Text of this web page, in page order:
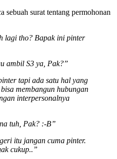
sebuah surat tentang permohonan
lagi tho? Bapak ini pinter
ambil S3 ya, Pak?”
tapi ada satu hal yang
membangun hubungan
interpersonalnya
tuh, Pak? :-B”
itu jangan cuma pinter.
cukup..”